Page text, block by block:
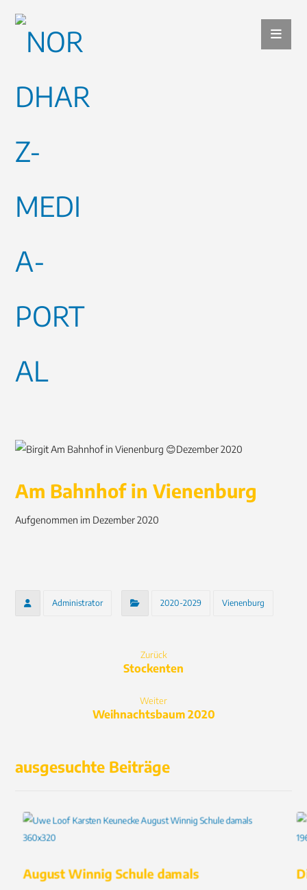
Am Bahnhof in Vienenburg
Aufgenommen im Dezember 2020
Administrator 2020-2029 Vienenburg
Zurück
Stockenten
Weiter
Weihnachtsbaum 2020
ausgesuchte Beiträge
August Winnig Schule damals